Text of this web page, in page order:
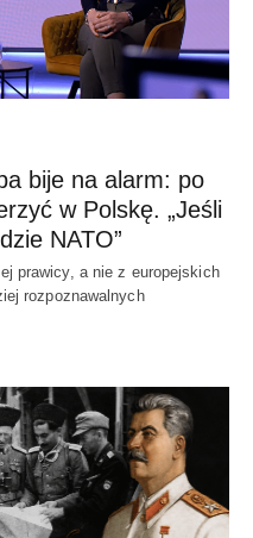
bije na alarm: po
w Polskę. „Jeśli
NATO”
prawicy, a nie z europejskich
rozpoznawalnych